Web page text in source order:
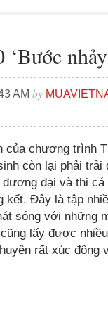
AM by
của chương trình
còn lại phải trải
đại và thi
kết. Đây là tập
sóng với những
lấy được
rất xúc